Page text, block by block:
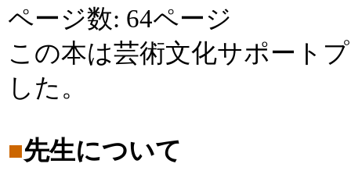
ページ数: 64ページ
この本は芸術文化サポート
した。
■先生について